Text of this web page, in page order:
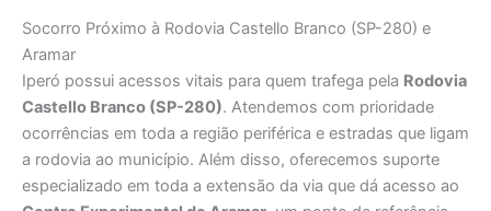
Socorro Próximo à Rodovia Castello Branco (SP-280) e
Aramar
Iperó possui acessos vitais para quem trafega pela Rodovia
Castello Branco (SP-280). Atendemos com prioridade
ocorrências em toda a região periférica e estradas que ligam
a rodovia ao município. Além disso, oferecemos suporte
especializado em toda a extensão da via que dá acesso ao